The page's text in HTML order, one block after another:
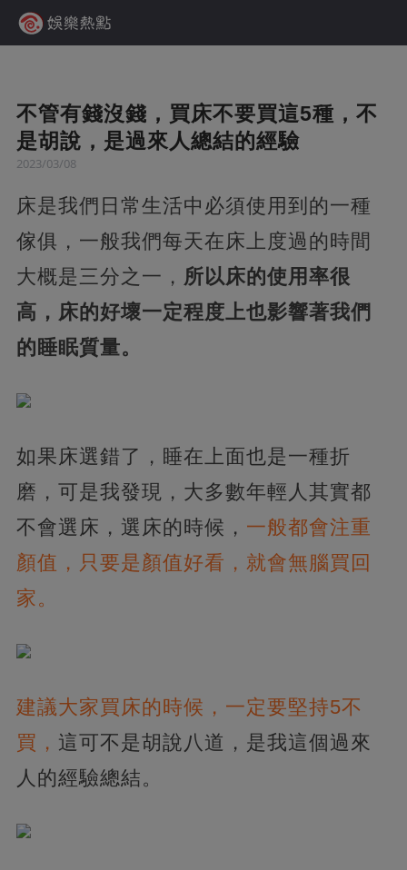
不管有錢沒錢，買床不要買這5種，不
是胡說，是過來人總結的經驗
2023/03/08
床是我們日常生活中必須使用到的一種
傢俱，一般我們每天在床上度過的時間
大概是三分之一， 所以床的使用率很
高，床的好壞一定程度上也影響著我們
的睡眠質量。
如果床選錯了，睡在上面也是一種折
磨，可是我發現，大多數年輕人其實都
不會選床，選床的時候， 一般都會注重
顏值，只要是顏值好看，就會無腦買回
家。
建議大家買床的時候，一定要堅持5不
買， 這可不是胡說八道，是我這個過來
人的經驗總結。